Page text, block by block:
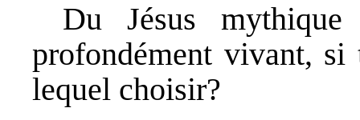
Du Jésus
profondément vivant, si
lequel choisir?